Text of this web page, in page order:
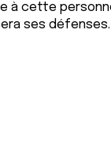
à cette
ses défenses.